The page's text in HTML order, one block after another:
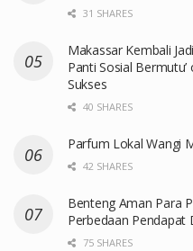
31 SHARES
Makassar Kembali
Panti Sosial
Sukses
40 SHARES
Parfum Lokal Wangi
42 SHARES
Benteng Aman Para
Perbedaan Pendapat
75 SHARES